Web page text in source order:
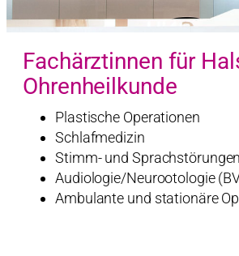
Fachärztinnen für
Ohrenheilkunde
Plastische Operationen
Schlafmedizin
Stimm- und Sprachstörungen
Audiologie/Neurootologie
Ambulante und stationäre